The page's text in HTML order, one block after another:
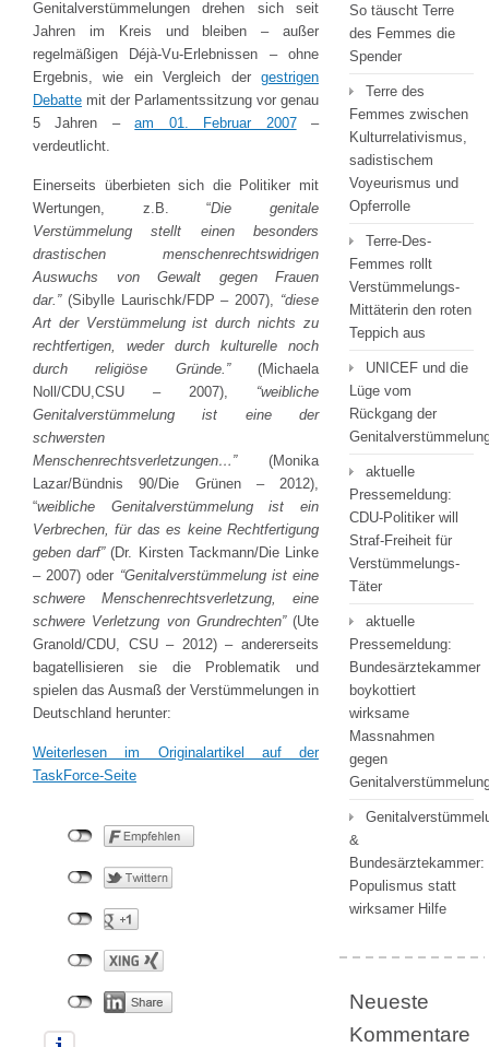
Genitalverstümmelungen drehen sich seit
Jahren im Kreis und bleiben – außer
regelmäßigen Déjà-Vu-Erlebnissen – ohne
Ergebnis, wie ein Vergleich der gestrigen
Debatte mit der Parlamentssitzung vor genau
5 Jahren –am 01. Februar 2007–
verdeutlicht.
Einerseits überbieten sich die Politiker mit
Wertungen, z.B. “Die genitale
Verstümmelung stellt einen besonders
drastischen menschenrechtswidrigen
Auswuchs von Gewalt gegen Frauen
dar.” (Sibylle Laurischk/FDP – 2007), “diese
Art der Verstümmelung ist durch nichts zu
rechtfertigen, weder durch kulturelle noch
durch religiöse Gründe.” (Michaela
Noll/CDU,CSU – 2007), “weibliche
Genitalverstümmelung ist eine der
schwersten
Menschenrechtsverletzungen…” (Monika
Lazar/Bündnis 90/Die Grünen – 2012),
“weibliche Genitalverstümmelung ist ein
Verbrechen, für das es keine Rechtfertigung
geben darf”(Dr. Kirsten Tackmann/Die Linke
– 2007) oder “Genitalverstümmelung ist eine
schwere Menschenrechtsverletzung, eine
schwere Verletzung von Grundrechten” (Ute
Granold/CDU, CSU – 2012) – andererseits
bagatellisieren sie die Problematik und
spielen das Ausmaß der Verstümmelungen in
Deutschland herunter:
Weiterlesen im Originalartikel auf der
TaskForce-Seite
So täuscht Terre
des Femmes die
Spender
Terre des
Femmes zwischen
Kulturrelativismus,
sadistischem
Voyeurismus und
Opferrolle
Terre-Des-
Femmes rollt
Verstümmelungs-
Mittäterin den roten
Teppich aus
UNICEF und die
Lüge vom
Rückgang der
aktuelle
Pressemeldung:
CDU-Politiker will
Straf-Freiheit für
Verstümmelungs-
Täter
aktuelle
Pressemeldung:
Bundesärztekammer
boykottiert
wirksame
Massnahmen
gegen
&
Bundesärztekammer:
Populismus statt
wirksamer Hilfe
Neueste
Kommentare